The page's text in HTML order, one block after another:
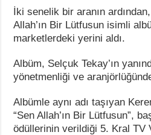
İki senelik bir aranın
Allah’ın Bir Lütfusun isimli
marketlerdeki yerini aldı.
Albüm, Selçuk Tekay’ın
yönetmenliği ve
Albümle aynı adı taşıyan
“Sen Allah’ın Bir Lütfusun”,
ödüllerinin verildiği 5. Kral TV